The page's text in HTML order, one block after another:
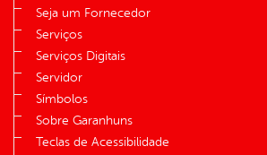
Seja um Fornecedor
Serviços
Serviços Digitais
Servidor
Símbolos
Sobre Garanhuns
Teclas de Acessibilidade